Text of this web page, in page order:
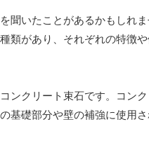
聞いたことがあるかもしれ
類があり、それぞれの特徴
ンクリート束石です。コン
基礎部分や壁の補強に使用